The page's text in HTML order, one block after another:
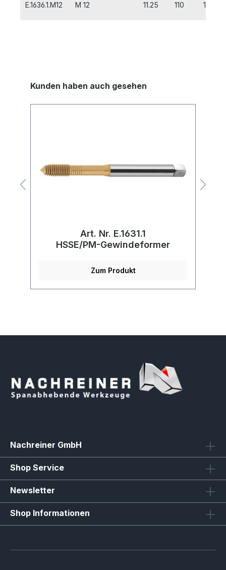
E.1636.1.M12 M 12 11.25 110 18
Kunden haben auch gesehen
Art. Nr. E.1631.1
HSSE/PM-Gewindeformer
Zum Produkt
Nachreiner GmbH
Shop Service
Newsletter
Shop Informationen